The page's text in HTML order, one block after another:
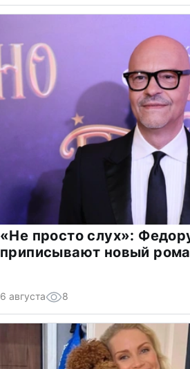
«Не просто слух»:
приписывают новый
6 августа 8